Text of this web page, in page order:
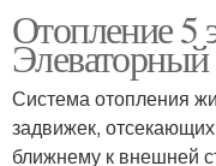
Отопление 5
Элеваторный
Система отопления
задвижек,
ближнему к внешней